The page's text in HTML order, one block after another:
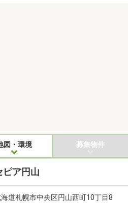
図・環境 募集物件
ピア円山
道札幌市中央区円山西町10丁目8